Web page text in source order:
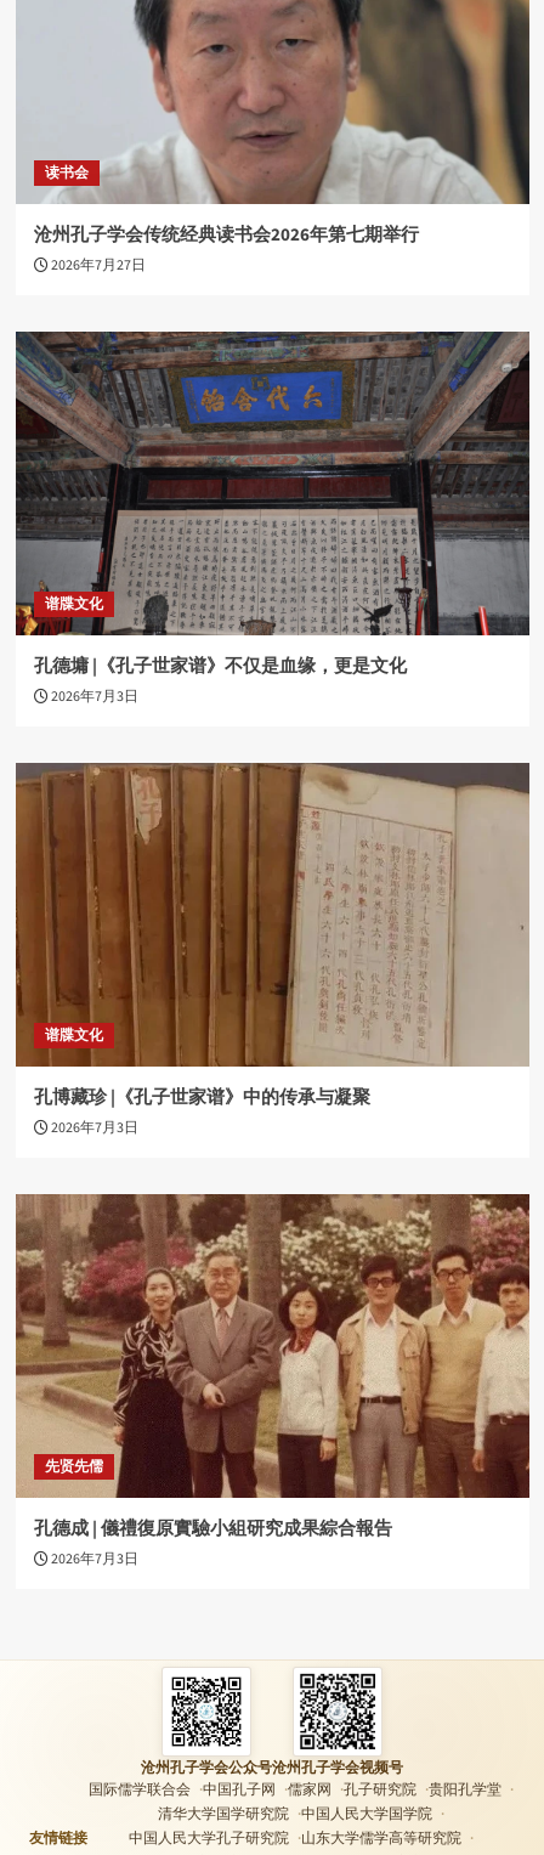
读书会
沧州孔子学会传统经典读书会2026年第七期举行
2026年7月27日
谱牒文化
孔德墉 |《孔子世家谱》不仅是血缘，更是文化
2026年7月3日
谱牒文化
孔博藏珍 |《孔子世家谱》中的传承与凝聚
2026年7月3日
先贤先儒
孔德成 | 儀禮復原實驗小組研究成果綜合報告
2026年7月3日
沧州孔子学会公众号沧州孔子学会视频号
友情链接
国际儒学联合会 中国孔子网 儒家网 孔子研究院
贵阳孔学堂
清华大学国学研究院
中国人民大学国学院
中国人民大学孔子研究院
山东大学儒学高等研究院